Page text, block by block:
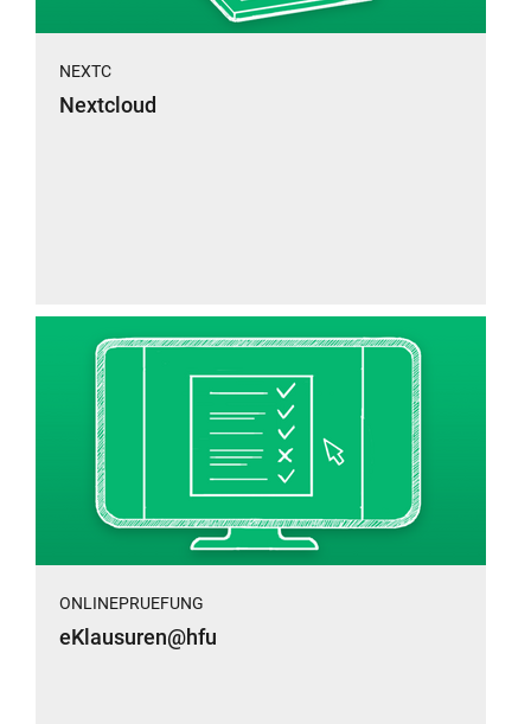
NEXTC
Nextcloud
ONLINEPRUEFUNG
eKlausuren@hfu